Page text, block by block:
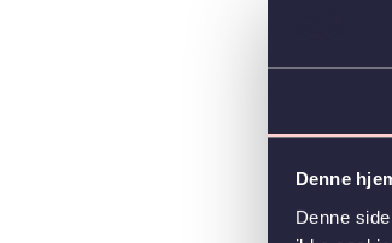
Denne
Denne